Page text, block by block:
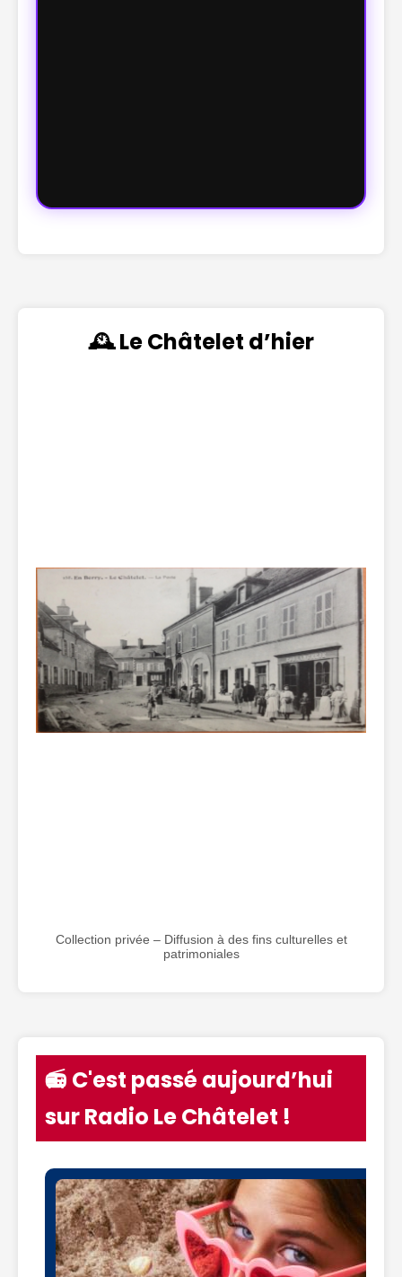
🕰️ Le Châtelet d’hier
Collection privée – Diffusion à des fins culturelles et
patrimoniales
📻 C'est passé aujourd’hui
sur Radio Le Châtelet !